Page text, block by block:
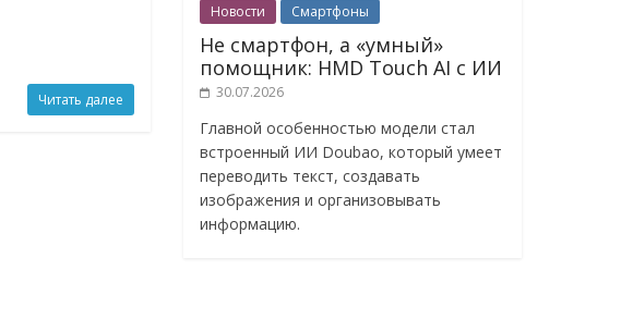
Читать далее
Новости Смартфоны
Не смартфон, а «умный»
помощник: HMD Touch AI с ИИ
30.07.2026
Главной особенностью модели стал
встроенный ИИ Doubao, который умеет
переводить текст, создавать
изображения и организовывать
информацию.